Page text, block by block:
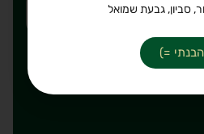
סביון, גבעת שמואל
הבנתי =)